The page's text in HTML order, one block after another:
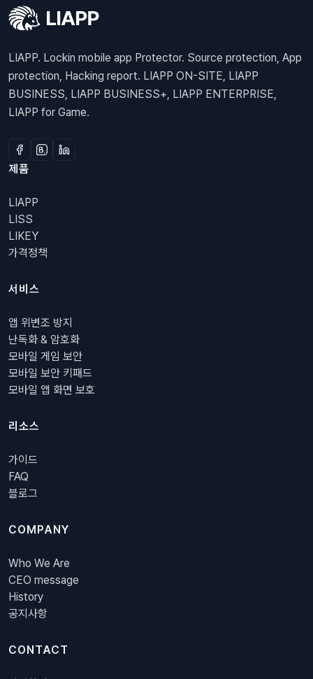
LIAPP. Lockin mobile app Protector. Source protection, App
protection, Hacking report. LIAPP ON-SITE, LIAPP
BUSINESS, LIAPP BUSINESS+, LIAPP ENTERPRISE,
LIAPP for Game.
제품
LIAPP
LISS
LIKEY
가격정책
서비스
앱 위변조 방지
난독화 & 암호화
모바일 게임 보안
모바일 보안 키패드
모바일 앱 화면 보호
리소스
가이드
FAQ
블로그
COMPANY
Who We Are
CEO message
History
공지사항
CONTACT